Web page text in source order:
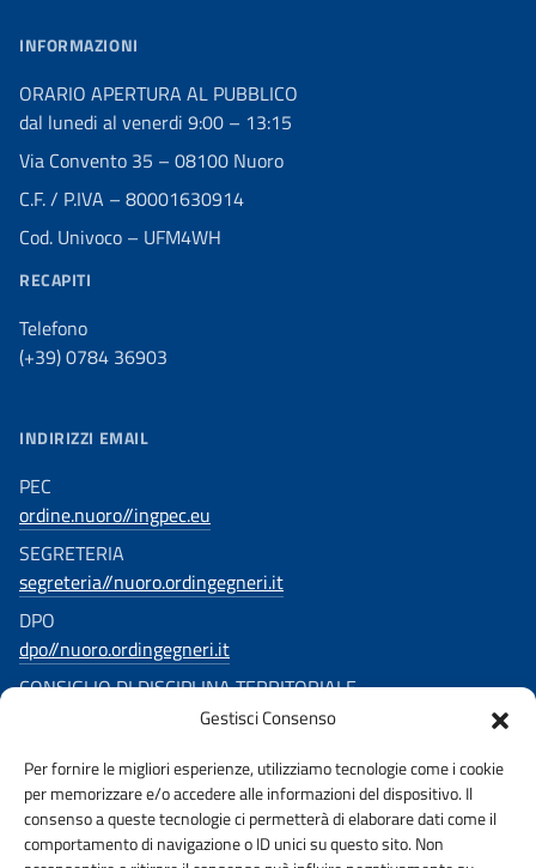
Gestisci Consenso
Per fornire le migliori esperienze, utilizziamo tecnologie come i cookie
per memorizzare e/o accedere alle informazioni del dispositivo. Il
consenso a queste tecnologie ci permetterà di elaborare dati come il
comportamento di navigazione o ID unici su questo sito. Non
INFORMAZIONI
ORARIO APERTURA AL PUBBLICO
dal lunedi al venerdi 9:00 – 13:15
Via Convento 35 – 08100 Nuoro
C.F. / P.IVA – 80001630914
Cod. Univoco – UFM4WH
RECAPITI
Telefono
(+39) 0784 36903
INDIRIZZI EMAIL
PEC
ordine.nuoro//ingpec.eu
SEGRETERIA
segreteria//nuoro.ordingegneri.it
DPO
dpo//nuoro.ordingegneri.it
CONSIGLIO DI DISCIPLINA TERRITORIALE
consigliodisciplina.ingegnerinuoro//ingpec.eu
SEGUICI SU